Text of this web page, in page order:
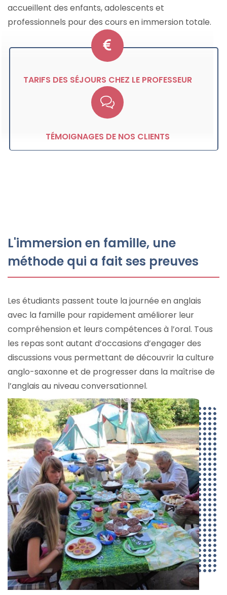
accueillent des enfants, adolescents et
professionnels pour des cours en immersion totale.
TARIFS DES SÉJOURS CHEZ LE PROFESSEUR
TÉMOIGNAGES DE NOS CLIENTS
L'immersion en famille, une
méthode qui a fait ses preuves
Les étudiants passent toute la journée en anglais
avec la famille pour rapidement améliorer leur
compréhension et leurs compétences à l’oral. Tous
les repas sont autant d’occasions d’engager des
discussions vous permettant de découvrir la culture
anglo-saxonne et de progresser dans la maîtrise de
l’anglais au niveau conversationnel.